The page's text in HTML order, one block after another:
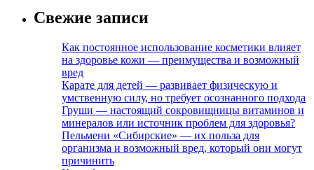
Свежие записи
Как постоянное использование косметики влияет
на здоровье кожи — преимущества и возможный
вред
Карате для детей — развивает физическую и
умственную силу, но требует осознанного подхода
Груши — настоящий сокровищницы витаминов и
минералов или источник проблем для здоровья?
Пельмени «Сибирские» — их польза для
организма и возможный вред, который они могут
причинить